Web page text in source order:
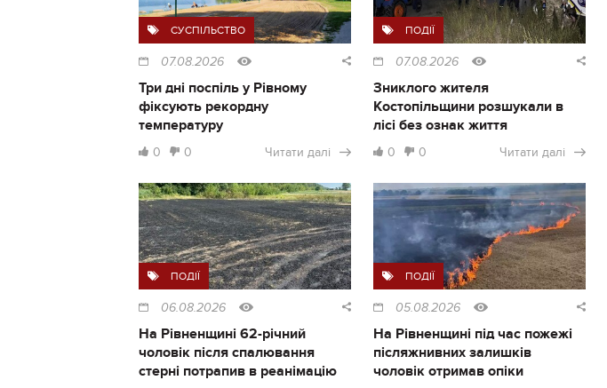
СУСПІЛЬСТВО
07.08.2026
Три дні поспіль у Рівному
фіксують рекордну
температуру
0 0 Читати далі
ПОДІЇ
07.08.2026
Зниклого жителя
Костопільщини розшукали в
лісі без ознак життя
0 0 Читати далі
ПОДІЇ
06.08.2026
На Рівненщині 62-річний
чоловік після спалювання
стерні потрапив в реанімацію
ПОДІЇ
05.08.2026
На Рівненщині під час пожежі
післяжнивних залишків
чоловік отримав опіки